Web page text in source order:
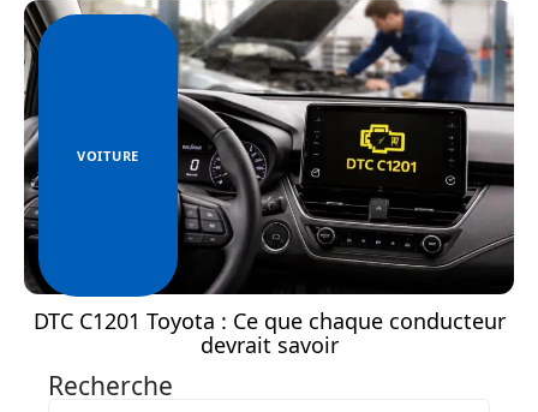
VOITURE
DTC C1201 Toyota : Ce que chaque conducteur
devrait savoir
Recherche